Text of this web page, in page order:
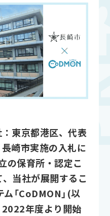
東京都港区、代表
崎市実施の入札に
の保育所・認定こ
当社が展開するこ
「CoDMON」(以
年度より開始